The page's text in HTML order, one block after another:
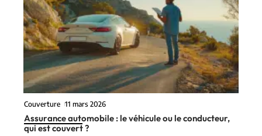
Couverture 11 mars 2026
Assurance automobile : le véhicule ou le conducteur,
qui est couvert ?